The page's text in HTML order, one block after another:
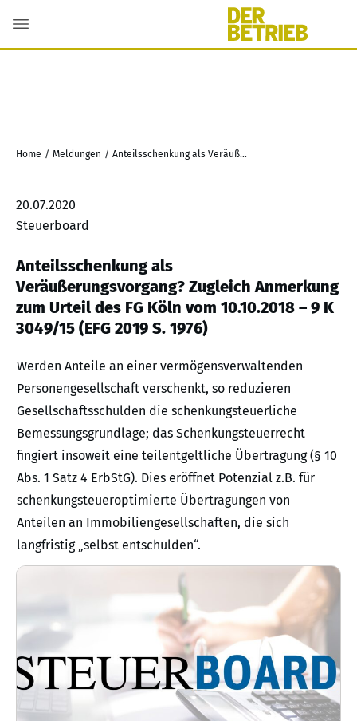
Home / Meldungen / Anteilsschenkung als Veräußerungsvorgang? Zugleich Anmerkung zum Urteil des FG Köln vom 10.10.2018 – 9 K 3049/15 (EFG 2019 S. 1976)
20.07.2020
Steuerboard
Anteilsschenkung als
Veräußerungsvorgang? Zugleich Anmerkung
zum Urteil des FG Köln vom 10.10.2018 – 9 K
3049/15 (EFG 2019 S. 1976)
Werden Anteile an einer vermögensverwaltenden
Personengesellschaft verschenkt, so reduzieren
Gesellschaftsschulden die schenkungsteuerliche
Bemessungsgrundlage; das Schenkungsteuerrecht
fingiert insoweit eine teilentgeltliche Übertragung (§ 10
Abs. 1 Satz 4 ErbStG). Dies eröffnet Potenzial z.B. für
schenkungsteueroptimierte Übertragungen von
Anteilen an Immobiliengesellschaften, die sich
langfristig „selbst entschulden“.